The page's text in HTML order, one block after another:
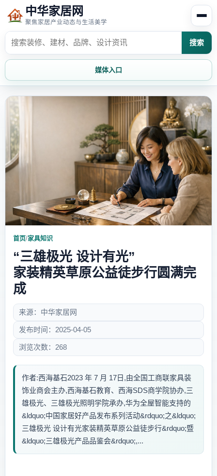
中华家居网
聚焦家居产业动态与生活美学
搜索
媒体入口
家居资讯
家居欣赏
装修设计
家居文化
家装攻略 创意家居
首页/家具知识
“三雄极光 设计有光”
家装精英草原公益徒步行圆满完
成
来源：中华家居网
发布时间：2025-04-05
浏览次数：268
作者:西海基石2023 年 7 月 17日,由全国工商联家具装
饰业商会主办,西海基石教育、西海SDS商学院协办,三
雄极光、三雄极光照明学院承办,华为全屋智能支持的
&ldquo;中国家居好产品发布系列活动&rdquo;之&ldquo;
三雄极光 设计有光家装精英草原公益徒步行&rdquo;暨
&ldquo;三雄极光产品品鉴会&rdquo;,...